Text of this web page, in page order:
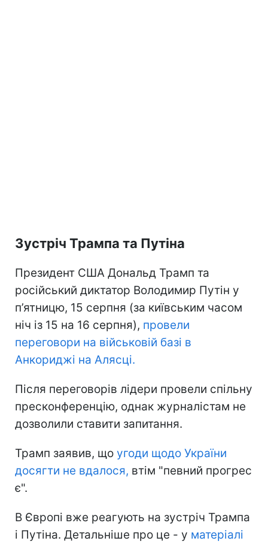
Зустріч Трампа та Путіна
Президент США Дональд Трамп та
російський диктатор Володимир Путін у
п’ятницю, 15 серпня (за київським часом
ніч із 15 на 16 серпня), провели
переговори на військовій базі в
Анкориджі на Алясці.
Після переговорів лідери провели спільну
пресконференцію, однак журналістам не
дозволили ставити запитання.
Трамп заявив, що угоди щодо України
досягти не вдалося, втім "певний прогрес
є".
В Європі вже реагують на зустріч Трампа
і Путіна. Детальніше про це - у матеріалі